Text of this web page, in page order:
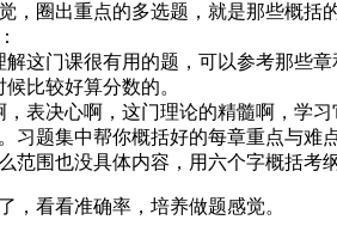
圈出重点的多选题，就是那些概括
这门课很有用的题，可以参考那些章
比较好算分数的。
表决心啊，这门理论的精髓啊，学
习题集中帮你概括好的每章重点与
范围也没具体内容，用六个字概括考
，看看准确率，培养做题感觉。